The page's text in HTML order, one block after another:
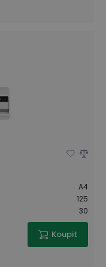
A4
125
30
Koupit